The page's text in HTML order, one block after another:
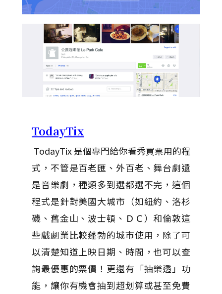
TodayTix
TodayTix 是個專門給你看秀買票用的程
式，不管是百老匯、外百老、舞台劇還
是音樂劇，種類多到選都選不完，這個
程式是針對美國大城市（如紐約、洛杉
磯、舊金山、波士頓、ＤＣ）和倫敦這
些戲劇業比較蓬勃的城市使用，除了可
以清楚知道上映日期、時間，也可以查
詢最優惠的票價！更還有「抽樂透」功
能，讓你有機會抽到超划算或甚至免費